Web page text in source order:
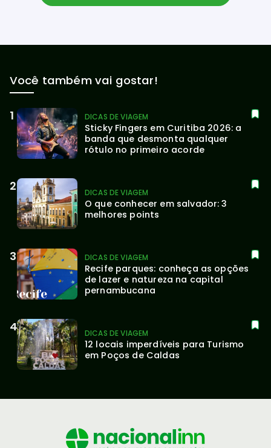
Você também vai gostar!
DICAS DE VIAGEM
Sticky Fingers em Curitiba 2026: a
banda que desmonta qualquer
rótulo no primeiro acorde
DICAS DE VIAGEM
O que conhecer em salvador: 3
melhores points
DICAS DE VIAGEM
Recife parques: conheça as opções
de lazer e natureza na capital
pernambucana
DICAS DE VIAGEM
12 locais imperdíveis para Turismo
em Poços de Caldas